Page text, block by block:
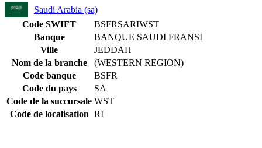
Saudi Arabia (sa)
Code SWIFT
BSFRSARIWST
Banque
BANQUE SAUDI FRANSI
Ville
JEDDAH
Nom de la branche
(WESTERN REGION)
Code banque
BSFR
Code du pays
SA
Code de la succursale WST
Code de localisation RI